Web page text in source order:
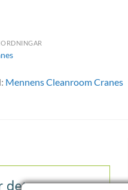
Mennens Cleanroom Cranes